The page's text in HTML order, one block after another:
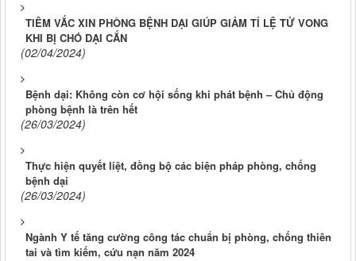
TIÊM VẮC XIN PHÒNG BỆNH DẠI GIÚP GIẢM TỈ LỆ TỬ VONG
KHI BỊ CHÓ DẠI CẮN
(02/04/2024)
Bệnh dại: Không còn cơ hội sống khi phát bệnh – Chủ động
phòng bệnh là trên hết
(26/03/2024)
Thực hiện quyết liệt, đồng bộ các biện pháp phòng, chống
bệnh dại
(26/03/2024)
Ngành Y tế tăng cường công tác chuẩn bị phòng, chống thiên
tai và tìm kiếm, cứu nạn năm 2024